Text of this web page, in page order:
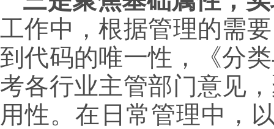
工作中，根据管理的需
到代码的唯一性，《分
考各行业主管部门意见
用性。在日常管理中，